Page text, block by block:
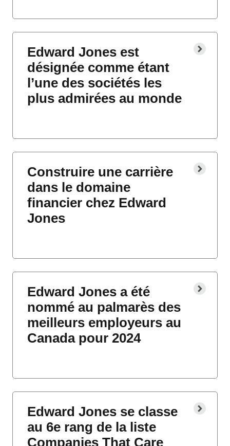
Edward Jones est
désignée comme étant
l’une des sociétés les
plus admirées au monde
Construire une carrière
dans le domaine
financier chez Edward
Jones
Edward Jones a été
nommé au palmarès des
meilleurs employeurs au
Canada pour 2024
Edward Jones se classe
au 6e rang de la liste
Companies That Care